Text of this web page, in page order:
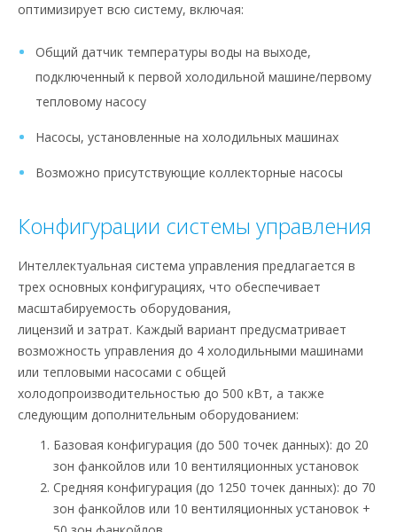
оптимизирует всю систему, включая:
Общий датчик температуры воды на выходе,
подключенный к первой холодильной машине/первому
тепловому насосу
Насосы, установленные на холодильных машинах
Возможно присутствующие коллекторные насосы
Конфигурации системы управления
Интеллектуальная система управления предлагается в
трех основных конфигурациях, что обеспечивает
масштабируемость оборудования,
лицензий и затрат. Каждый вариант предусматривает
возможность управления до 4 холодильными машинами
или тепловыми насосами с общей
холодопроизводительностью до 500 кВт, а также
следующим дополнительным оборудованием:
Базовая конфигурация (до 500 точек данных): до 20
зон фанкойлов или 10 вентиляционных установок
Средняя конфигурация (до 1250 точек данных): до 70
зон фанкойлов или 10 вентиляционных установок +